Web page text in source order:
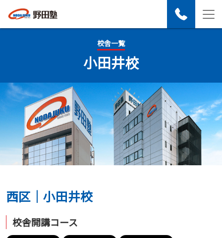
校舎一覧
小田井校
西区｜小田井校
校舎開講コース